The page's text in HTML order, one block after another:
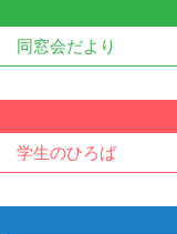
同窓会だより
学生のひろば